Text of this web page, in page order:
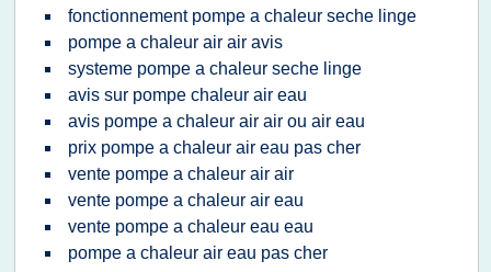
fonctionnement pompe a chaleur seche linge
pompe a chaleur air air avis
systeme pompe a chaleur seche linge
avis sur pompe chaleur air eau
avis pompe a chaleur air air ou air eau
prix pompe a chaleur air eau pas cher
vente pompe a chaleur air air
vente pompe a chaleur air eau
vente pompe a chaleur eau eau
pompe a chaleur air eau pas cher